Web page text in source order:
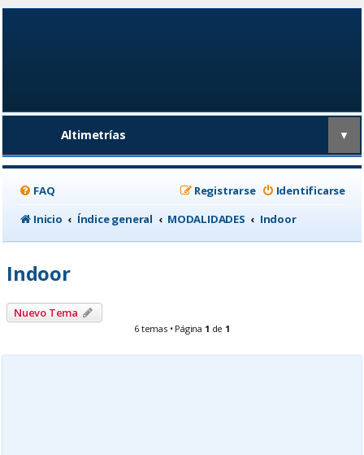
Altimetrías ▼
FAQ Identificarse
Registrarse
Inicio
Índice general MODALIDADES Indoor
Indoor
Nuevo Tema
6 temas • Página 1 de 1